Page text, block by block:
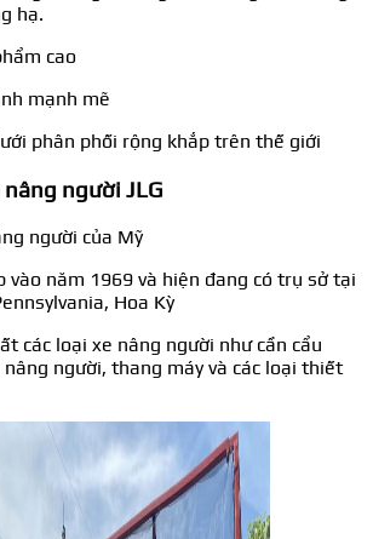
hạ.
cao
mạnh mẽ
phân phối rộng khắp trên thế giới
người JLG
người của Mỹ
vào năm 1969 và hiện đang có trụ sở tại
Hoa Kỳ
các loại xe nâng người như cần cẩu
người, thang máy và các loại thiết